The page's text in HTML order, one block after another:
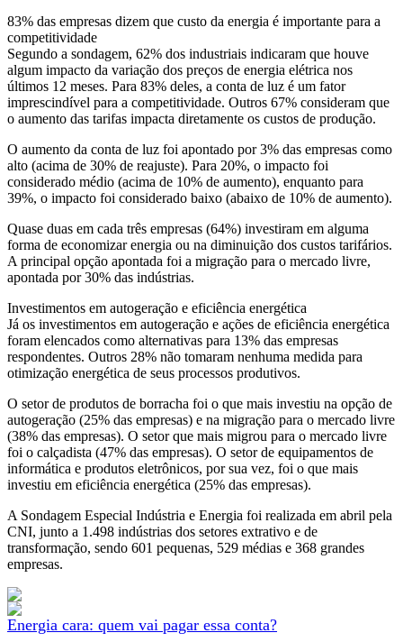
83% das empresas dizem que custo da energia é importante para a
competitividade
Segundo a sondagem, 62% dos industriais indicaram que houve
algum impacto da variação dos preços de energia elétrica nos
últimos 12 meses. Para 83% deles, a conta de luz é um fator
imprescindível para a competitividade. Outros 67% consideram que
o aumento das tarifas impacta diretamente os custos de produção.
O aumento da conta de luz foi apontado por 3% das empresas como
alto (acima de 30% de reajuste). Para 20%, o impacto foi
considerado médio (acima de 10% de aumento), enquanto para
39%, o impacto foi considerado baixo (abaixo de 10% de aumento).
Quase duas em cada três empresas (64%) investiram em alguma
forma de economizar energia ou na diminuição dos custos tarifários.
A principal opção apontada foi a migração para o mercado livre,
apontada por 30% das indústrias.
Investimentos em autogeração e eficiência energética
Já os investimentos em autogeração e ações de eficiência energética
foram elencados como alternativas para 13% das empresas
respondentes. Outros 28% não tomaram nenhuma medida para
otimização energética de seus processos produtivos.
O setor de produtos de borracha foi o que mais investiu na opção de
autogeração (25% das empresas) e na migração para o mercado livre
(38% das empresas). O setor que mais migrou para o mercado livre
foi o calçadista (47% das empresas). O setor de equipamentos de
informática e produtos eletrônicos, por sua vez, foi o que mais
investiu em eficiência energética (25% das empresas).
A Sondagem Especial Indústria e Energia foi realizada em abril pela
CNI, junto a 1.498 indústrias dos setores extrativo e de
transformação, sendo 601 pequenas, 529 médias e 368 grandes
empresas.
Energia cara: quem vai pagar essa conta?